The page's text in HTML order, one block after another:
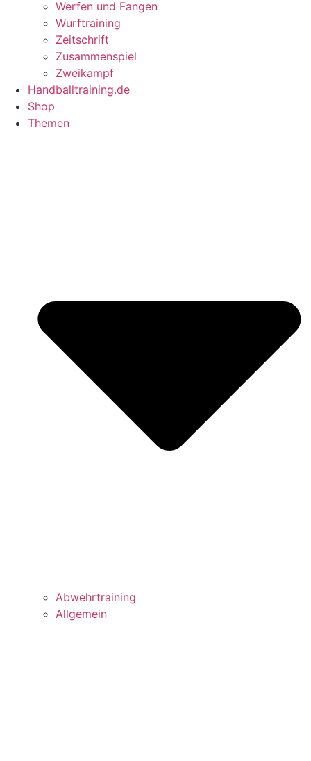
Werfen und Fangen
Wurftraining
Zeitschrift
Zusammenspiel
Zweikampf
Handballtraining.de
Shop
Themen
Abwehrtraining
Allgemein